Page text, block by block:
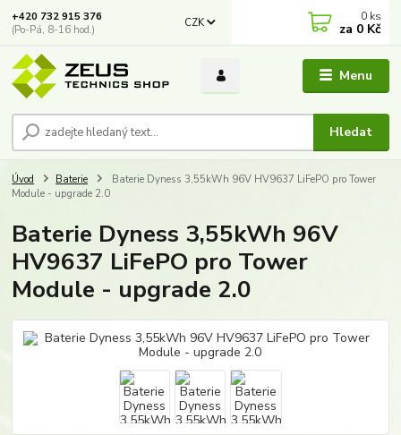
Menu
CZK
Hledat
+420 732 915 376
(Po-Pá, 8-16 hod.)
0 ks
za 0 Kč
Úvod Baterie
Baterie Dyness 3,55kWh 96V HV9637 LiFePO pro Tower
Module - upgrade 2.0
Baterie Dyness 3,55kWh 96V
HV9637 LiFePO pro Tower
Module - upgrade 2.0